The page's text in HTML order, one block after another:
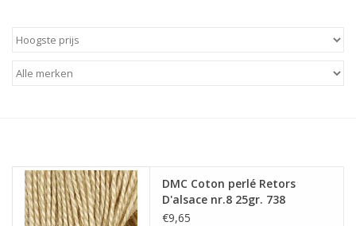
Opbergsystemen
Stoffen
Breien en haken
DMC Coton perlé Retors
D'alsace nr.8 25gr. 738
€9,65